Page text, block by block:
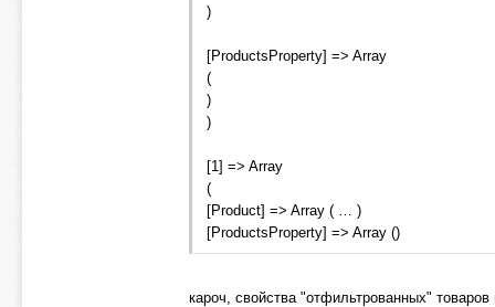
)
[ProductsProperty] => Array
(
)
)
[1] => Array
(
[Product] => Array ( … )
[ProductsProperty] => Array ()
кароч, свойства "отфильтрованных"